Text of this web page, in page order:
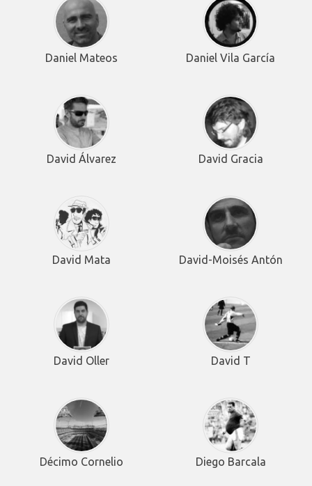
Daniel Mateos Daniel Vila García
David Álvarez David Gracia
David Mata David-Moisés Antón
David Oller David T
Décimo Cornelio Diego Barcala